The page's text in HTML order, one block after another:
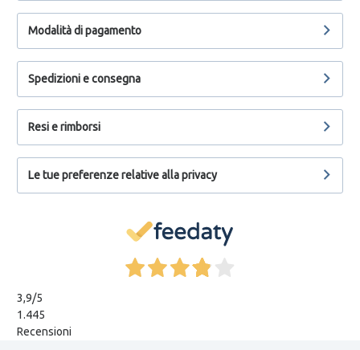
Modalità di pagamento
Spedizioni e consegna
Resi e rimborsi
Le tue preferenze relative alla privacy
3,9/5
1.445
Recensioni